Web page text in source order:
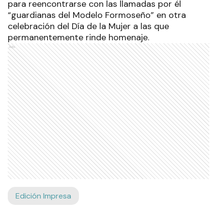
para reencontrarse con las llamadas por él
“guardianas del Modelo Formoseño” en otra
celebración del Día de la Mujer a las que
permanentemente rinde homenaje.
Ads
Edición Impresa